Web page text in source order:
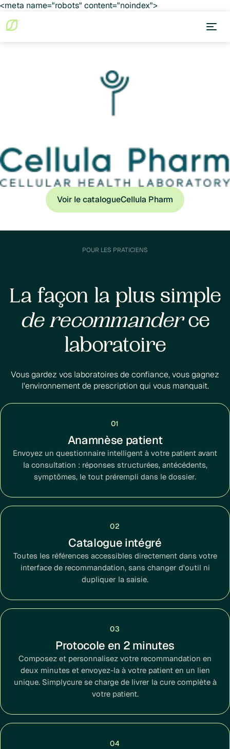
<meta name="robots" content="noindex">
Voir le catalogueCellula Pharm
POUR LES PRATICIENS
La façon la plus simple
de recommanderce
laboratoire
Vous gardez vos laboratoires de confiance, vous gagnez
l'environnement de prescription qui vous manquait.
01
Anamnèse patient
Envoyez un questionnaire intelligent à votre patient avant
la consultation : réponses structurées, antécédents,
symptômes, le tout prérempli dans le dossier.
02
Catalogue intégré
Toutes les références accessibles directement dans votre
interface de recommandation, sans changer d'outil ni
dupliquer la saisie.
03
Protocole en 2 minutes
Composez et personnalisez votre recommandation en
deux minutes et envoyez-la à votre patient en un lien
unique. Simplycure se charge de livrer la cure complète à
votre patient.
04